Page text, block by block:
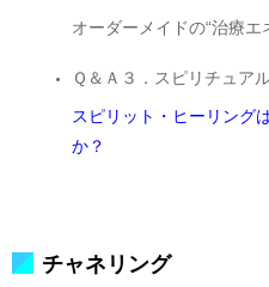
オーダーメイドの“治療
Ｑ＆Ａ３．スピリチュア
スピリット・ヒーリング
か？
チャネリング